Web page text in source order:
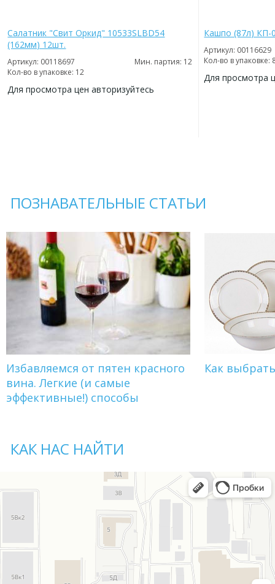
Салатник "Свит Оркид" 10533SLBD54
(162мм) 12шт.
Артикул: 00118697
Мин. партия: 12
Кол-во в упаковке: 12
Для просмотра цен авторизуйтесь
Кашпо (87л) КП-
Артикул: 00116629
Кол-во в упаковке:
Для просмотра
ПОЗНАВАТЕЛЬНЫЕ СТАТЬИ
Избавляемся от пятен красного
вина. Легкие (и самые
эффективные!) способы
Как
КАК НАС НАЙТИ